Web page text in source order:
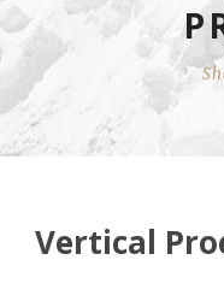
Vertical